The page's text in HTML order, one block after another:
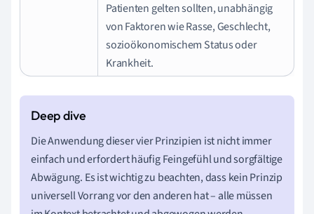
Patienten gelten sollten, unabhängig
von Faktoren wie Rasse, Geschlecht,
sozioökonomischem Status oder
Krankheit.
Die Anwendung dieser vier Prinzipien ist nicht immer
einfach und erfordert häufig Feingefühl und sorgfältige
Abwägung. Es ist wichtig zu beachten, dass kein Prinzip
universell Vorrang vor den anderen hat – alle müssen